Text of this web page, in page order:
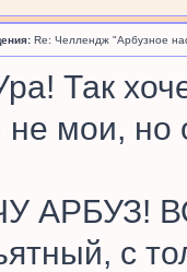
Re: Челлендж "Арбузное
Так
не мои, но
АРБУЗ!
с